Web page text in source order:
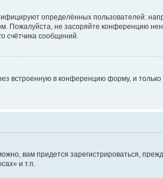
определённых пользователей:
не засоряйте конференцию
счётчика сообщений.
встроенную в конференцию форму, и
вам придется зарегистрироваться,
и т.п.